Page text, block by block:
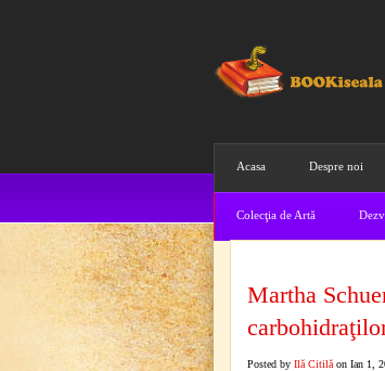
Acasa Despre noi
Colecţia de Artă
Martha
Posted by Ilă Citilă on Ian 1,